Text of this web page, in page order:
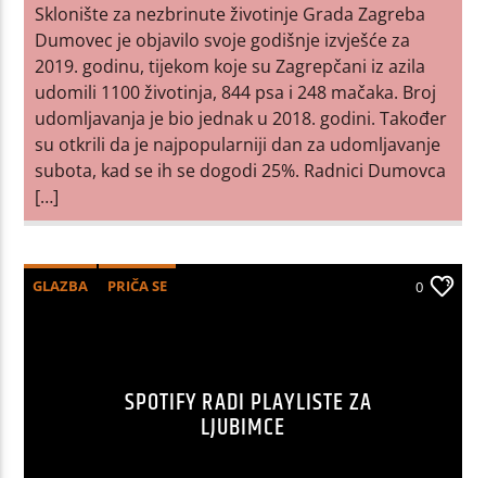
Sklonište za nezbrinute životinje Grada Zagreba
Dumovec je objavilo svoje godišnje izvješće za
2019. godinu, tijekom koje su Zagrepčani iz azila
udomili 1100 životinja, 844 psa i 248 mačaka. Broj
udomljavanja je bio jednak u 2018. godini. Također
su otkrili da je najpopularniji dan za udomljavanje
subota, kad se ih se dogodi 25%. Radnici Dumovca
[…]
GLAZBA PRIČA SE 0
SPOTIFY RADI PLAYLISTE ZA
LJUBIMCE